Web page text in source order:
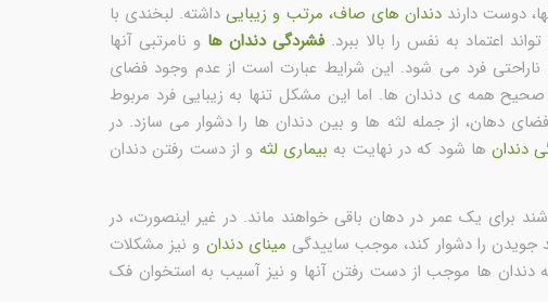
دوست دارنددندان های صاف، مرتب و زیباییداشته. لبخندی با
اعتماد به نفس را بالا ببرد.فشردگی دندان ها و نامرتبی آنها
فرد می شود. این شرایط عبارت است از عدم وجود فضای
همه ی دندان ها. اما این مشکل تنها به زیبایی فرد مربوط
دهان، از جمله لثه ها و بین دندان ها را دشوار می سازد. در
دندانها شود که در نهایت به بیماری لثه و از دست رفتن دندان
برای یک عمر در دهان باقی خواهند ماند. در غیر اینصورت، در
جویدن را دشوار کند، موجب ساییدگی مینای دندان و نیز مشکلات
دندان ها موجب از دست رفتن آنها و نیز آسیب به استخوان فک